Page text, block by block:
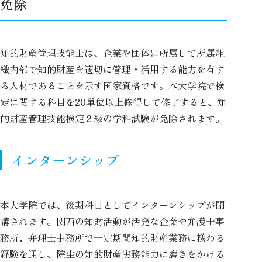
知的財産管理技能士は、企業や団体に所属して所属組
織内部で知的財産を適切に管理・活用する能力を有す
る人材であることを示す国家資格です。本大学院で検
定に関する科目を20単位以上修得して修了すると、知
的財産管理技能検定２級の学科試験が免除されます。
インターンシップ
本大学院では、後期科目としてインターンシップが開
講されます。関西の知財活動が活発な企業や弁護士事
務所、弁理士事務所で一定期間知的財産業務に携わる
経験を通し、院生の知的財産実務能力に磨きをかける